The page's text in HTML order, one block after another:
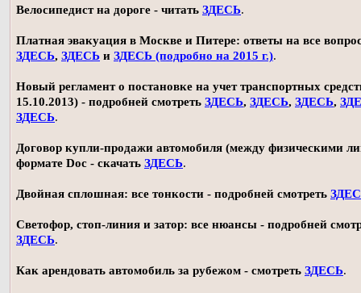
Велосипедист на дороге - читать ЗДЕСЬ.
Платная эвакуация в Москве и Питере: ответы на все
ЗДЕСЬ, ЗДЕСЬ и ЗДЕСЬ (подробно на 2015 г.).
Новый регламент о постановке на учет транспортных
15.10.2013) - подробней смотреть ЗДЕСЬ, ЗДЕСЬ, ЗДЕСЬ,
ЗДЕСЬ.
Договор купли-продажи автомобиля (между физическими
формате Doc - скачать ЗДЕСЬ.
Двойная сплошная: все тонкости - подробней смотреть
Светофор, стоп-линия и затор: все нюансы - подробней
ЗДЕСЬ.
Как арендовать автомобиль за рубежом - смотреть ЗДЕСЬ.